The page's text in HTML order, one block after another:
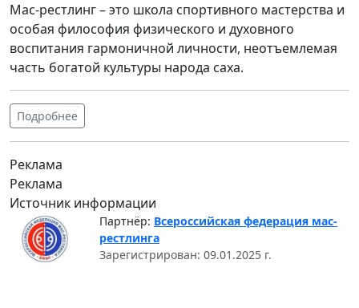
Мас-рестлинг – это школа спортивного мастерства и
особая философия физического и духовного
воспитания гармоничной личности, неотъемлемая
часть богатой культуры народа саха.
Подробнее
Реклама
Реклама
Источник информации
Партнёр: Всероссийская федерация мас-
рестлинга
Зарегистрирован: 09.01.2025 г.